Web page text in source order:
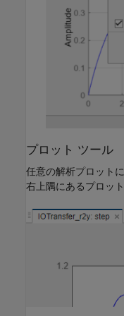
プロット ツール
任意の解析プロット
右上隅にあるプロッ